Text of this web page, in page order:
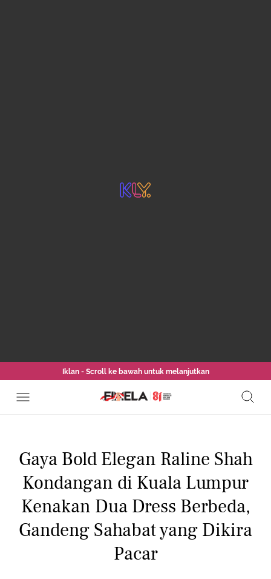
Iklan - Scroll ke bawah untuk melanjutkan
Gaya Bold Elegan Raline Shah
Kondangan di Kuala Lumpur
Kenakan Dua Dress Berbeda,
Gandeng Sahabat yang Dikira
Pacar